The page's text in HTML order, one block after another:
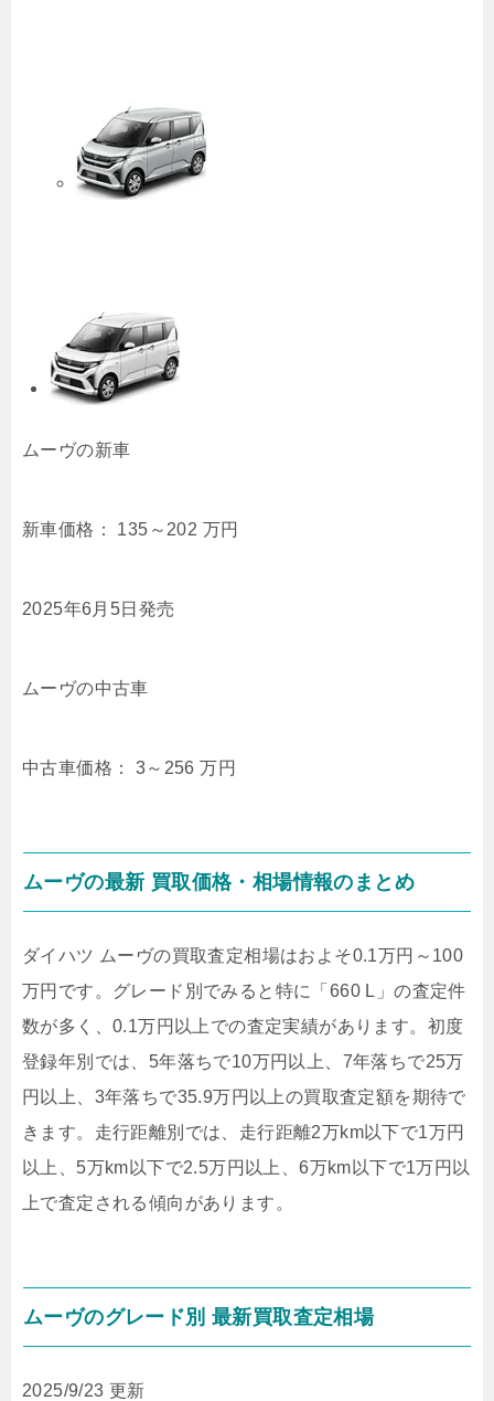
ムーヴの新車
新車価格： 135～202 万円
2025年6月5日発売
ムーヴの中古車
中古車価格： 3～256 万円
ムーヴの最新 買取価格・相場情報のまとめ
ダイハツ ムーヴの買取査定相場はおよそ0.1万円～100
万円 です。グレード別でみると特に 「660 L」の査定件
数が多く、0.1万円以上での査定実績があります。初度
登録年別では、5年落ちで10万円以上、7年落ちで25万
円以上、3年落ちで35.9万円以上の買取査定額を期待で
きます。走行距離別では、走行距離2万km以下で1万円
以上、5万km以下で2.5万円以上、6万km以下で1万円以
上で査定される傾向があります。
ムーヴのグレード別 最新買取査定相場
2025/9/23 更新